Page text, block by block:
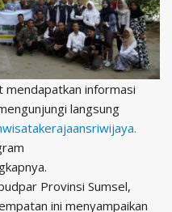
mendapatkan informasi
langsung
Provinsi Sumsel,
ini menyampaikan